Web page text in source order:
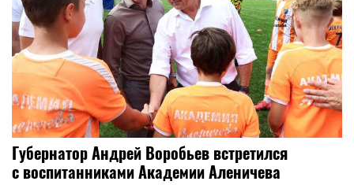
Губернатор Андрей Воробьев встретился
с воспитанниками Академии Аленичева